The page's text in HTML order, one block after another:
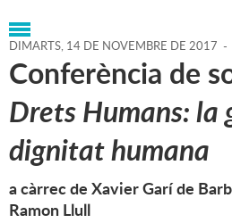
DIMARTS, 14 DE NOVEMBRE DE 2017 -
Conferència de
Drets Humans: la
dignitat humana
a càrrec de Xavier Garí de
Ramon Llull